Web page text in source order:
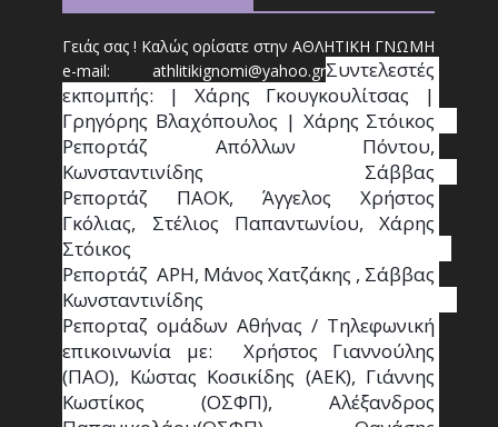
Γειάς σας ! Καλώς ορίσατε στην ΑΘΛΗΤΙΚΗ ΓΝΩΜΗ
e-mail: athlitikignomi@yahoo.grΣυντελεστές
εκπομπής: | Χάρης Γκουγκουλίτσας |
Γρηγόρης Βλαχόπουλος | Χάρης Στόικος
Ρεπορτάζ Απόλλων Πόντου,
Κωνσταντινίδης   Σάββας
Ρεπορτάζ ΠΑΟΚ, Άγγελος Χρήστος
Γκόλιας, Στέλιος Παπαντωνίου, Χάρης
Στόικος
Ρεπορτάζ  ΑΡΗ, Μάνος Χατζάκης , Σάββας
Κωνσταντινίδης
Ρεπορταζ ομάδων Αθήνας / Τηλεφωνική
επικοινωνία με:  Χρήστος Γιαννούλης
(ΠΑΟ), Κώστας Κοσικίδης (ΑΕΚ), Γιάννης
Κωστίκος (ΟΣΦΠ), Αλέξανδρος